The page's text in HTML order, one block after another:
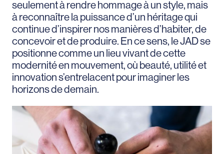
seulement à rendre hommage à un style, mais
à reconnaître la puissance d’un héritage qui
continue d’inspirer nos manières d’habiter, de
concevoir et de produire. En ce sens, le JAD se
positionne comme un lieu vivant de cette
modernité en mouvement, où beauté, utilité et
innovation s’entrelacent pour imaginer les
horizons de demain.